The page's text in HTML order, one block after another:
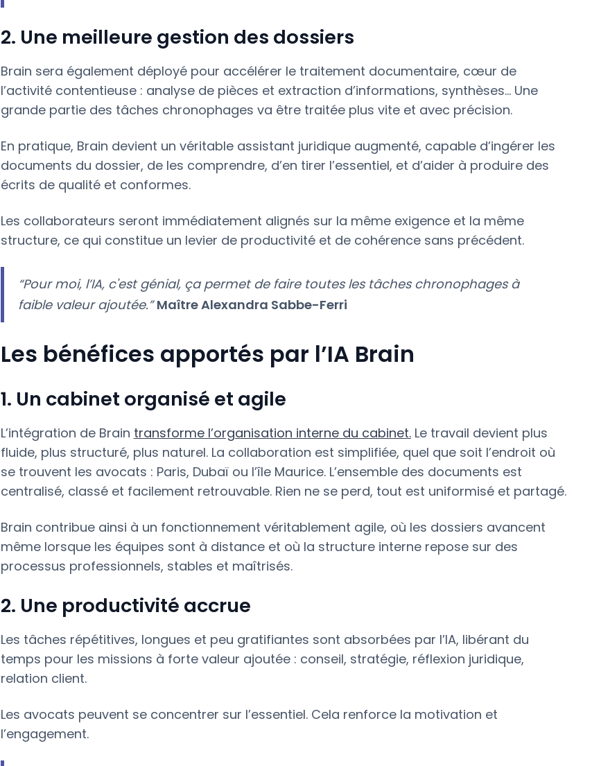
2. Une meilleure gestion des dossiers
Brain sera également déployé pour accélérer le traitement documentaire, cœur de
l’activité contentieuse : analyse de pièces et extraction d’informations, synthèses… Une
grande partie des tâches chronophages va être traitée plus vite et avec précision.
En pratique, Brain devient un véritable assistant juridique augmenté, capable d’ingérer les
documents du dossier, de les comprendre, d’en tirer l’essentiel, et d’aider à produire des
écrits de qualité et conformes.
Les collaborateurs seront immédiatement alignés sur la même exigence et la même
structure, ce qui constitue un levier de productivité et de cohérence sans précédent.
“Pour moi, l’IA, c'est génial, ça permet de faire toutes les tâches chronophages à
faible valeur ajoutée.”Maître Alexandra Sabbe-Ferri
Les bénéfices apportés par l’IA Brain
1. Un cabinet organisé et agile
L’intégration de Brain transforme l’organisation interne du cabinet.Le travail devient plus
fluide, plus structuré, plus naturel. La collaboration est simplifiée, quel que soit l’endroit où
se trouvent les avocats : Paris, Dubaï ou l’île Maurice. L’ensemble des documents est
centralisé, classé et facilement retrouvable. Rien ne se perd, tout est uniformisé et partagé.
Brain contribue ainsi à un fonctionnement véritablement agile, où les dossiers avancent
même lorsque les équipes sont à distance et où la structure interne repose sur des
processus professionnels, stables et maîtrisés.
2. Une productivité accrue
Les tâches répétitives, longues et peu gratifiantes sont absorbées par l’IA, libérant du
temps pour les missions à forte valeur ajoutée : conseil, stratégie, réflexion juridique,
relation client.
Les avocats peuvent se concentrer sur l’essentiel. Cela renforce la motivation et
l’engagement.